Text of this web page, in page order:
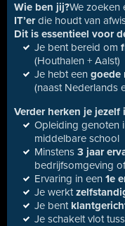
Wie ben jij?We zoeken
IT’erdie houdt van
Dit is essentieel voor
Je bent bereid om
(Houthalen + Aalst)
Je hebt een goede
(naast Nederlands
Verder herken je
Opleiding genoten
middelbare school
Minstens 3 jaar
bedrijfsomgeving
Ervaring in een 1e
Je werkt
Je bent
Je schakelt vlot